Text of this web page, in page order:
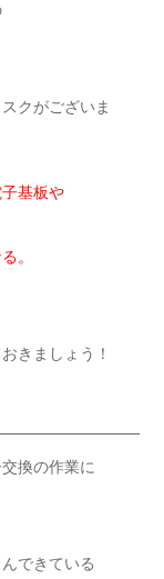
クがございま
基板や
。
きましょう！
換の作業に
できている